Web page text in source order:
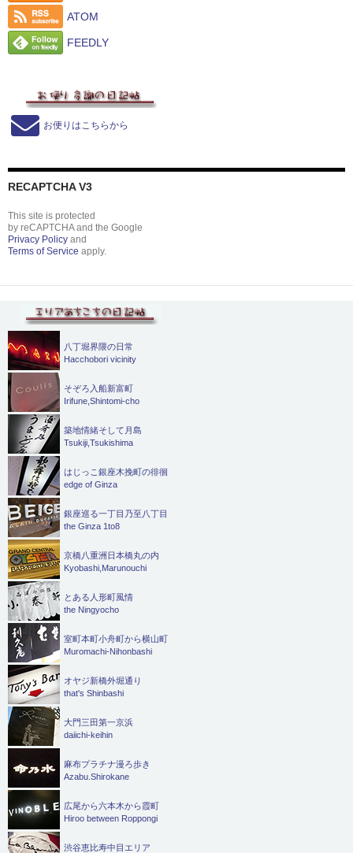
ATOM
FEEDLY
お便りはこちらから
RECAPTCHA V3
This site is protected
by reCAPTCHA and the Google
Privacy Policy and
Terms of Service apply.
八丁堀界隈の日常
Hacchobori vicinity
そぞろ入船新富町
Irifune,Shintomi-cho
築地情緒そして月島
Tsukiji,Tsukishima
はじっこ銀座木挽町の徘徊
edge of Ginza
銀座巡る一丁目乃至八丁目
the Ginza 1to8
京橋八重洲日本橋丸の内
Kyobashi,Marunouchi
とある人形町風情
the Ningyocho
室町本町小舟町から横山町
Muromachi-Nihonbashi
オヤジ新橋外堀通り
that's Shinbashi
大門三田第一京浜
daiichi-keihin
麻布プラチナ漫ろ歩き
Azabu.Shirokane
広尾から六本木から霞町
Hiroo between Roppongi
渋谷恵比寿中目エリア